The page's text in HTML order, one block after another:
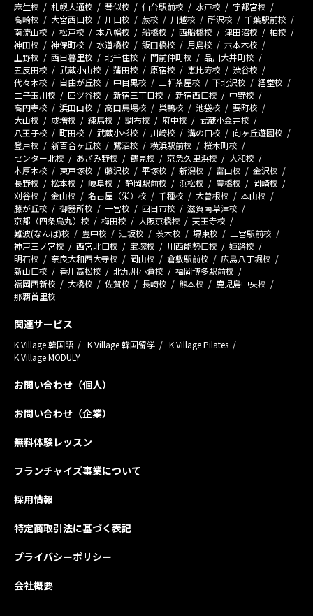
麻生校 札幌大通校 琴似校 仙台駅前校 水戸校
宇都宮校
高崎校
大宮西口校 川口校 蕨校 川越校 所沢校
千葉駅前校
南流山校
松戸校 本八幡校 船橋校 西船橋校 津田沼校
柏校
神田校
神保町校 水道橋校 飯田橋校 月島校
六本木校
上野校
西日暮里校 北千住校 門前仲町校
品川大井町校
五反田校
武蔵小山校 蒲田校 原宿校 恵比寿校
渋谷校
代々木校
自由が丘校 中目黒校 三軒茶屋校 下北沢校
経堂校
二子玉川校
四ツ谷校 新宿三丁目校 新宿西口校
中野校
高円寺校
浜田山校 高田馬場校 巣鴨校 池袋校
要町校
大山校
成増校 練馬校 調布校 府中校
武蔵小金井校
八王子校
町田校 武蔵小杉校 川崎校 溝の口校
向ヶ丘遊園校
登戸校
新百合ヶ丘校 鷺沼校 横浜駅前校
桜木町校
センター北校
あざみ野校 鶴見校 京急久里浜校
大和校
本厚木校
東戸塚校 藤沢校 平塚校 新潟校 富山校
金沢校
長野校
松本校 岐阜校 静岡駅前校 浜松校 豊橋校
岡崎校
刈谷校
金山校 名古屋（栄）校 千種校 大曽根校
本山校
藤が丘校
御器所校 一宮校 四日市校
滋賀南草津校
京都（四条烏丸）校
梅田校 大阪京橋校
天王寺校
難波(なんば)校
豊中校 江坂校 茨木校 堺東校
三宮駅前校
神戸三ノ宮校
西宮北口校 宝塚校 川西能勢口校
姫路校
明石校
奈良大和西大寺校 岡山校 倉敷駅前校
広島八丁堀校
新山口校
香川高松校 北九州小倉校
福岡博多駅前校
福岡西新校
大橋校 佐賀校 長崎校 熊本校
鹿児島中央校
那覇首里校
関連サービス
K Village 韓国語 K Village 韓国留学
K Village Pilates
K Village MODULY
お問い合わせ（個人）
お問い合わせ（企業）
無料体験レッスン
フランチャイズ事業について
採用情報
特定商取引法に基づく表記
プライバシーポリシー
会社概要